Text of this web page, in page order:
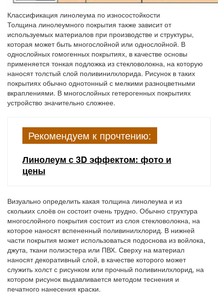
Классификация линолеума по износостойкости
Толщина линолеумного покрытия также зависит от
используемых материалов при производстве и структуры,
которая может быть многослойной или однослойной. В
однослойных гомогенных покрытиях, в качестве основы
применяется тонкая подложка из стекловолокна, на которую
наносят толстый слой поливинилхлорида. Рисунок в таких
покрытиях обычно однотонный с мелкими разноцветными
вкраплениями. В многослойных гетерогенных покрытиях
устройство значительно сложнее.
Рекомендуем к прочтению:
Линолеум с 3D эффектом: фото и
цены
Визуально определить какая толщина линолеума и из
скольких слоёв он состоит очень трудно. Обычно структура
многослойного покрытия состоит из слоя стекловолокна, на
которое наносят вспененный поливинилхлорид. В нижней
части покрытия может использоваться подоснова из войлока,
джута, ткани полиэстера или ПВХ. Сверху на материал
наносят декоративный слой, в качестве которого может
служить холст с рисунком или прочный поливинилхлорид, на
котором рисунок выдавливается методом теснения и
печатного нанесения краски.